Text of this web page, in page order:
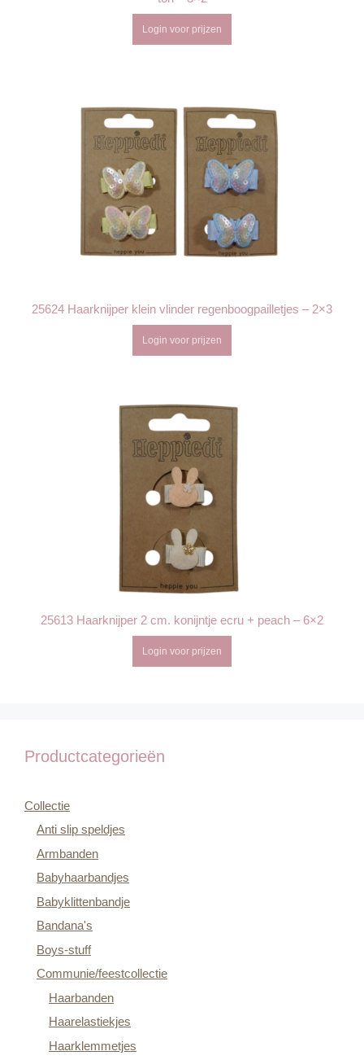
Login voor prijzen
25624 Haarknijper klein vlinder regenboogpailletjes – 2×3
Login voor prijzen
25613 Haarknijper 2 cm. konijntje ecru + peach – 6×2
Login voor prijzen
Productcategorieën
Collectie
Anti slip speldjes
Armbanden
Babyhaarbandjes
Babyklittenbandje
Bandana's
Boys-stuff
Communie/feestcollectie
Haarbanden
Haarelastiekjes
Haarklemmetjes